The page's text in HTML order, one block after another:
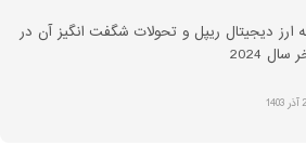
ارز دیجیتال ریپل و تحولات شگفت انگیز آن در